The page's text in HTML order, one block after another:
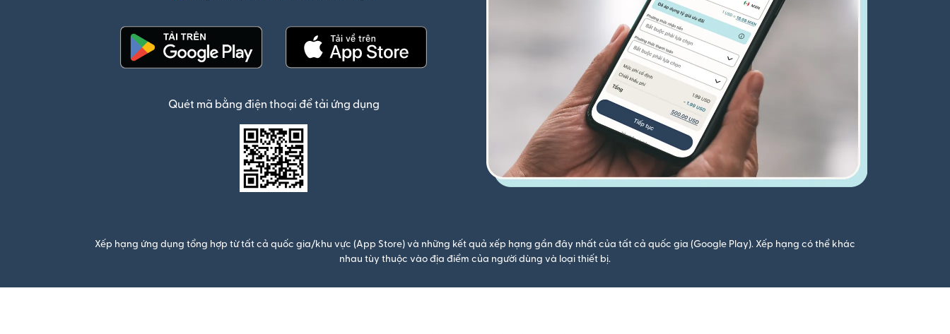
Quét mã bằng điện thoại để tải ứng dụng
Xếp hạng ứng dụng tổng hợp từ tất cả quốc gia/khu vực (App Store) và những kết quả xếp hạng gần đây nhất của tất cả quốc gia (Google Play). Xếp hạng có thể khác
nhau tùy thuộc vào địa điểm của người dùng và loại thiết bị.